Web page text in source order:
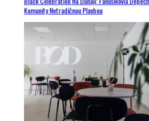
Komunity Netradičnou Plavbou